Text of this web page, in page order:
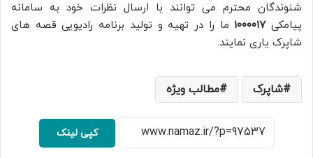
شنوندگان محترم می توانند با ارسال نظرات خود به سامانه
پیامکی۱۰۰۰۰۱۷ ما را در تهیه و تولید برنامه رادیویی قصه های
شاپرک یاری نمایند.
شاپرک مطالب ویژه
کپی لینک